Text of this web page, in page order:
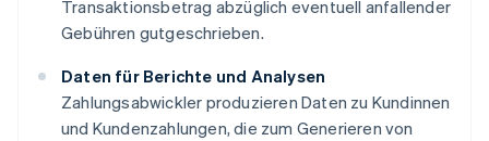
Transaktionsbetrag abzüglich eventuell anfallender
Gebühren gutgeschrieben.
Daten für Berichte und Analysen
Zahlungsabwickler produzieren Daten zu Kundinnen
und Kundenzahlungen, die zum Generieren von